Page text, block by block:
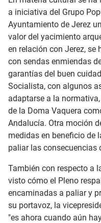
a iniciativa del Grupo
Ayuntamiento de Jerez
valor del yacimiento
en relación con Jerez,
con sendas enmiendas
garantías del buen
Socialista, con algunos
adaptarse a la
de la Doma Vaquera
Andalucía. Otra moción
medidas en beneficio de
paliar las consecuencias
También con respecto a
visto cómo el Pleno
encaminadas a paliar y
su portavoz, la
"es ahora cuando aún